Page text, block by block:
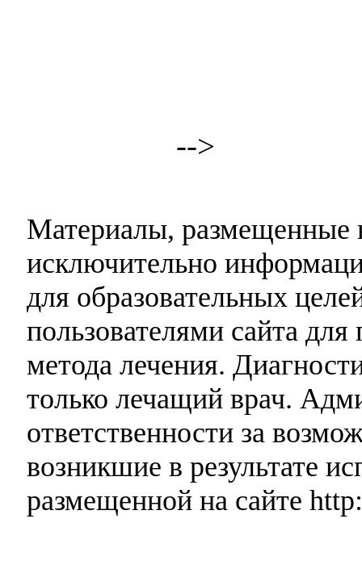
-->
Материалы, размещенные
исключительно
для образовательных
пользователями сайта
метода лечения.
только лечащий врач.
ответственности за
возникшие в результате
размещенной на сайте